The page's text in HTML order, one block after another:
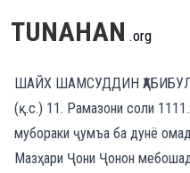
TUNAHAN .org
ШАЙХ ШАМСУДДИН
(қ.с.) 11. Рамазони соли
мубораки ҷумъа ба дунё
Мазҳари Ҷони Ҷонон